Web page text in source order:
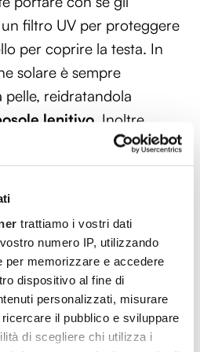
trattiamo i vostri dati
numero IP, utilizzando
per memorizzare e accedere
dispositivo al fine di
personalizzati, misurare
il pubblico e sviluppare
di scegliere chi utilizza i
filtro UV per proteggere
per coprire la testa. In
solare è sempre
pelle, reidratandola
lenitivo . Inoltre,
in modo tale da
nel corso della
l’articolo? Iscriviti
e partecipa alla
che aggrega